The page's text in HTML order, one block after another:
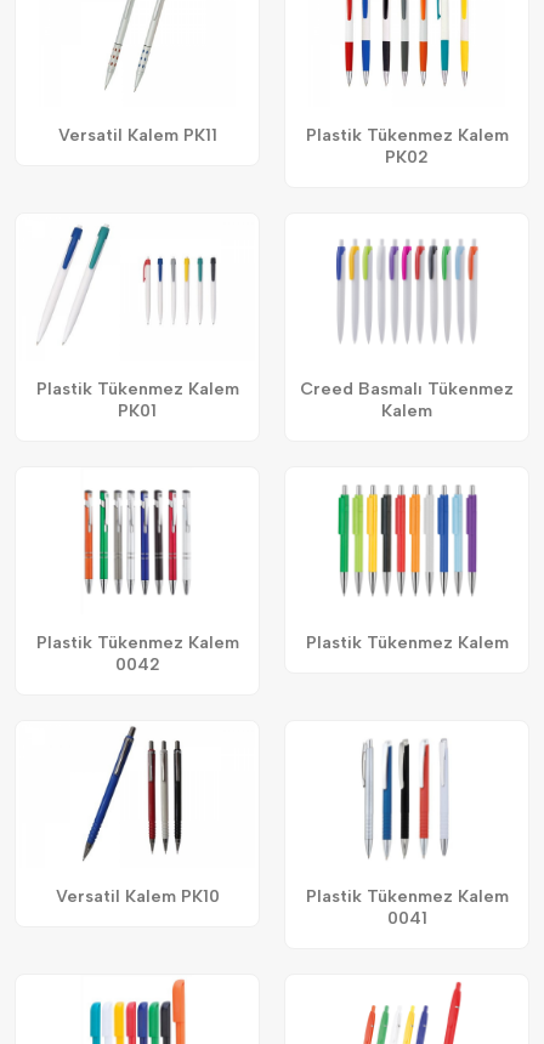
Versatil Kalem PK11
Plastik Tükenmez Kalem
PK02
Plastik Tükenmez Kalem
PK01
Creed Basmalı Tükenmez
Kalem
Plastik Tükenmez Kalem
0042
Plastik Tükenmez Kalem
Versatil Kalem PK10
Plastik Tükenmez Kalem
0041